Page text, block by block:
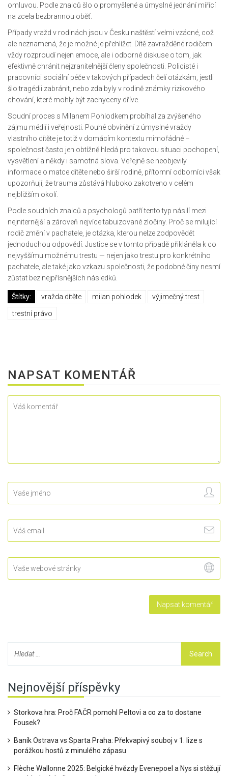
omluvou. Podle znalců šlo o promyšlené a úmyslné jednání mířící
na zcela bezbrannou oběť.
Případy vražd v rodinách jsou v Česku naštěstí velmi vzácné, což
ale neznamená, že je možné je přehlížet. Dítě zavražděné rodičem
vždy rozproudí nejen emoce, ale i odborné diskuse o tom, jak
efektivně chránit nejzranitelnější členy společnosti. Policisté i
pracovníci sociální péče v takových případech čelí otázkám, jestli
šlo tragédii zabránit, nebo zda byly v rodině známky rizikového
chování, které mohly být zachyceny dříve.
Soudní proces s Milanem Pohlodkem probíhal za zvýšeného
zájmu médií i veřejnosti. Pouhé obvinění z úmyslné vraždy
vlastního dítěte je totiž v domácím kontextu mimořádné –
společnost často jen obtížně hledá pro takovou situaci pochopení,
vysvětlení a někdy i samotná slova. Veřejně se neobjevily
informace o matce dítěte nebo širší rodině, přítomní odborníci však
upozorňují, že trauma zůstává hluboko zakotveno v celém
nejbližším okolí.
Podle soudních znalců a psychologů patří tento typ násilí mezi
nejniternější a zároveň nejvíce tabuizované zločiny. Proč se milující
rodič změní v pachatele, je otázka, kterou nelze zodpovědět
jednoduchou odpovědí. Justice se v tomto případě přikláněla k co
nejvyššímu možnému trestu — nejen jako trestu pro konkrétního
pachatele, ale také jako vzkazu společnosti, že podobné činy nesmí
zůstat bez nejpřísnějších následků.
Štítky: vražda dítěte milan pohlodek výjimečný trest
trestní právo
NAPSAT KOMENTÁŘ
Nejnovější příspěvky
Storkova hra: Proč FAČR pomohl Peltovi a co za to dostane
Fousek?
Baník Ostrava vs Sparta Praha: Překvapivý souboj v 1. lize s
porážkou hostů z minulého zápasu
Flèche Wallonne 2025: Belgické hvězdy Evenepoel a Nys si stěžují